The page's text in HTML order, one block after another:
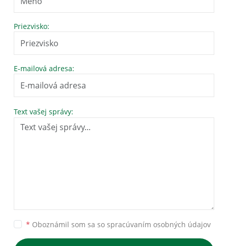
Priezvisko:
E-mailová adresa:
Text vašej správy:
* Oboznámil som sa so spracúvaním osobných údajov